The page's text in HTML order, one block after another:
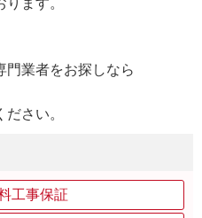
ます。
門業者をお探しなら
さい。
工事保証